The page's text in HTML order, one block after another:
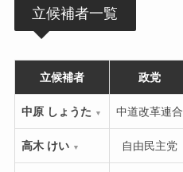
立候補者一覧
立候補者 政党
中原 しょうた ▼ 中道改革連合
高木 けい ▼ 自由民主党